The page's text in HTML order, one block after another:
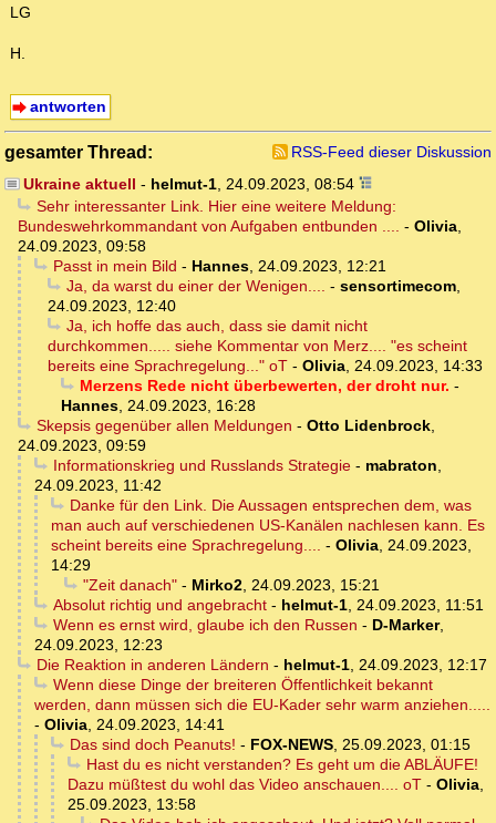
LG
H.
antworten
gesamter Thread:
RSS-Feed dieser Diskussion
Ukraine aktuell - helmut-1, 24.09.2023, 08:54
Sehr interessanter Link. Hier eine weitere Meldung:
Bundeswehrkommandant von Aufgaben entbunden .... - Olivia,
24.09.2023, 09:58
Passt in mein Bild - Hannes, 24.09.2023, 12:21
Ja, da warst du einer der Wenigen.... - sensortimecom,
24.09.2023, 12:40
Ja, ich hoffe das auch, dass sie damit nicht
durchkommen..... siehe Kommentar von Merz.... "es scheint
bereits eine Sprachregelung..." oT - Olivia, 24.09.2023, 14:33
Merzens Rede nicht überbewerten, der droht nur. -
Hannes, 24.09.2023, 16:28
Skepsis gegenüber allen Meldungen - Otto Lidenbrock,
24.09.2023, 09:59
Informationskrieg und Russlands Strategie- mabraton,
24.09.2023, 11:42
Danke für den Link. Die Aussagen entsprechen dem, was
man auch auf verschiedenen US-Kanälen nachlesen kann. Es
scheint bereits eine Sprachregelung.... - Olivia, 24.09.2023,
14:29
"Zeit danach"- Mirko2, 24.09.2023, 15:21
Absolut richtig und angebracht- helmut-1, 24.09.2023, 11:51
Wenn es ernst wird, glaube ich den Russen - D-Marker,
24.09.2023, 12:23
Die Reaktion in anderen Ländern - helmut-1, 24.09.2023, 12:17
Wenn diese Dinge der breiteren Öffentlichkeit bekannt
werden, dann müssen sich die EU-Kader sehr warm anziehen.....
- Olivia, 24.09.2023, 14:41
Das sind doch Peanuts! - FOX-NEWS, 25.09.2023, 01:15
Hast du es nicht verstanden? Es geht um die ABLÄUFE!
Dazu müßtest du wohl das Video anschauen.... oT - Olivia,
25.09.2023, 13:58